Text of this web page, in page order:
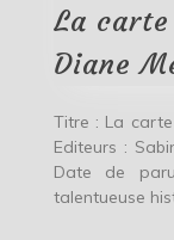
La
Diane
Titre : La
Editeurs :
Date de
talentueuse